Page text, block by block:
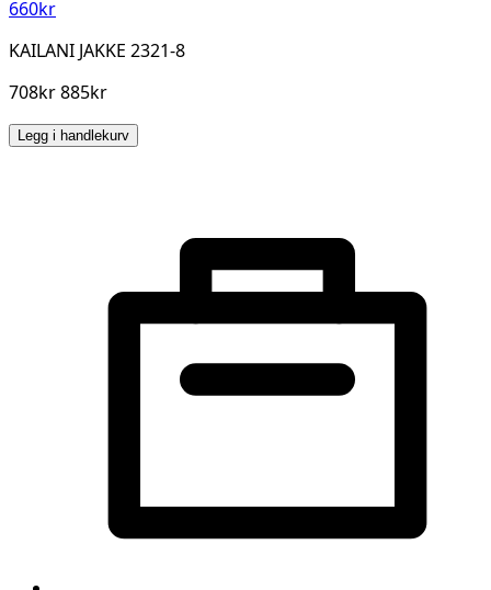
660kr
KAILANI JAKKE 2321-8
708kr 885kr
Legg i handlekurv